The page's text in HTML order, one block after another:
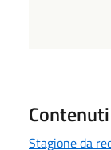
Stagione da